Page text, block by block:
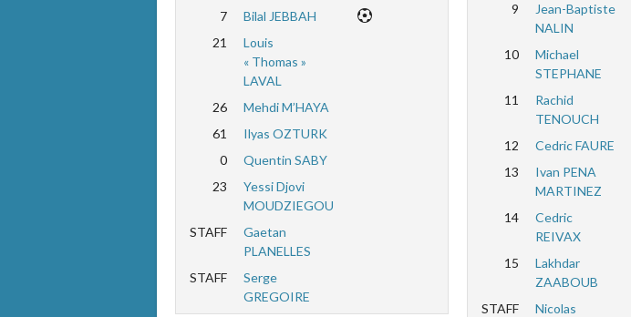
7
Bilal JEBBAH
21
Louis
« Thomas »
LAVAL
26
Mehdi M’HAYA
61
Ilyas OZTURK
0
Quentin SABY
23
Yessi Djovi
MOUDZIEGOU
STAFF
Gaetan
PLANELLES
STAFF
Serge
GREGOIRE
9
Jean-Baptiste
NALIN
10
Michael
STEPHANE
11
Rachid
TENOUCH
12
Cedric FAURE
13
Ivan PENA
MARTINEZ
14
Cedric
REIVAX
15
Lakhdar
ZAABOUB
STAFF
Nicolas